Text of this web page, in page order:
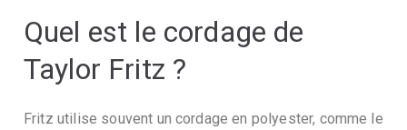
Quel est le cordage de
Taylor Fritz ?
Fritz utilise souvent un cordage en polyester, comme le